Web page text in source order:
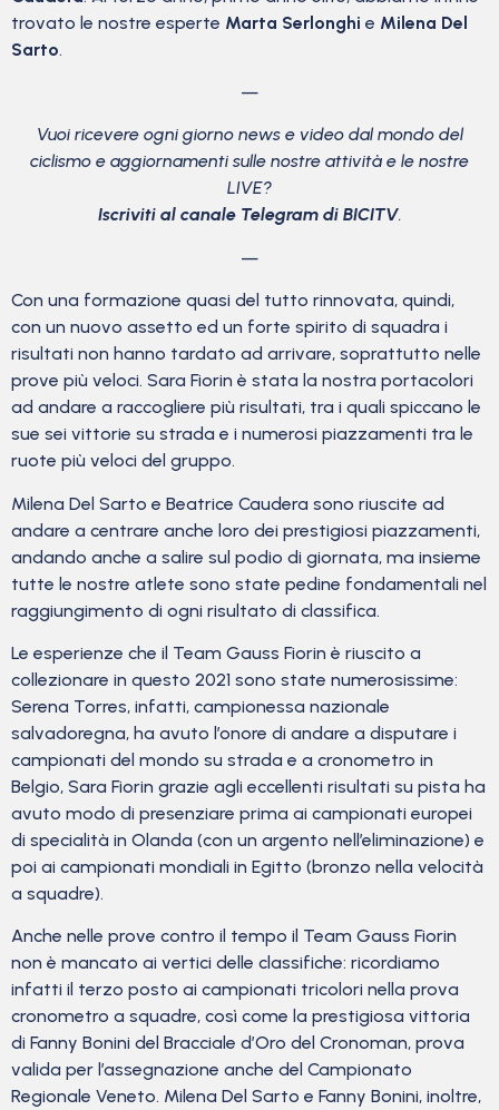
trovato le nostre esperte Marta Serlonghi e Milena Del
Sarto.
—
Vuoi ricevere ogni giorno news e video dal mondo del
ciclismo e aggiornamenti sulle nostre attività e le nostre
LIVE?
Iscriviti al canale Telegram di BICITV.
—
Con una formazione quasi del tutto rinnovata, quindi,
con un nuovo assetto ed un forte spirito di squadra i
risultati non hanno tardato ad arrivare, soprattutto nelle
prove più veloci. Sara Fiorin è stata la nostra portacolori
ad andare a raccogliere più risultati, tra i quali spiccano le
sue sei vittorie su strada e i numerosi piazzamenti tra le
ruote più veloci del gruppo.
Milena Del Sarto e Beatrice Caudera sono riuscite ad
andare a centrare anche loro dei prestigiosi piazzamenti,
andando anche a salire sul podio di giornata, ma insieme
tutte le nostre atlete sono state pedine fondamentali nel
raggiungimento di ogni risultato di classifica.
Le esperienze che il Team Gauss Fiorin è riuscito a
collezionare in questo 2021 sono state numerosissime:
Serena Torres, infatti, campionessa nazionale
salvadoregna, ha avuto l’onore di andare a disputare i
campionati del mondo su strada e a cronometro in
Belgio, Sara Fiorin grazie agli eccellenti risultati su pista ha
avuto modo di presenziare prima ai campionati europei
di specialità in Olanda (con un argento nell’eliminazione) e
poi ai campionati mondiali in Egitto (bronzo nella velocità
a squadre).
Anche nelle prove contro il tempo il Team Gauss Fiorin
non è mancato ai vertici delle classifiche: ricordiamo
infatti il terzo posto ai campionati tricolori nella prova
cronometro a squadre, così come la prestigiosa vittoria
di Fanny Bonini del Bracciale d’Oro del Cronoman, prova
valida per l’assegnazione anche del Campionato
Regionale Veneto. Milena Del Sarto e Fanny Bonini, inoltre,